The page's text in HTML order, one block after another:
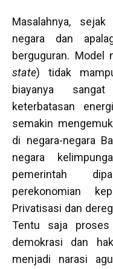
Masalahnya,
negara dan
berguguran. Model
state) tidak
biayanya
keterbatasan
semakin
di negara-negara
negara
pemerintah
perekonomian
Privatisasi dan
Tentu saja
demokrasi dan
menjadi narasi